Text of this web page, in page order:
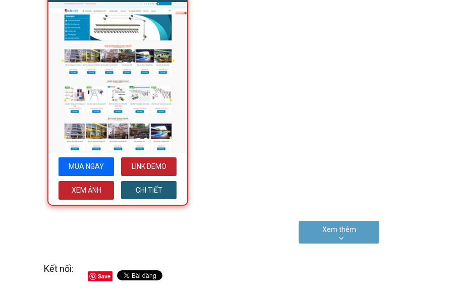
MUA NGAY LINK DEMO
XEM ẢNH CHI TIẾT
Xem thêm
Kết nối:
Save